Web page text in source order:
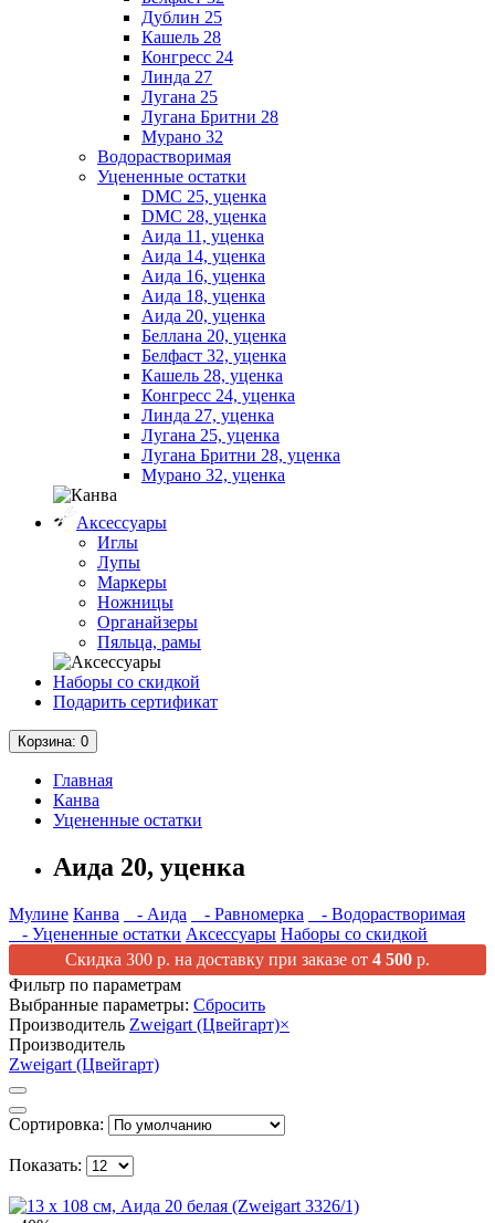
Дублин 25
Кашель 28
Конгресс 24
Линда 27
Лугана 25
Лугана Бритни 28
Мурано 32
Водорастворимая
Уцененные остатки
DMC 25, уценка
DMC 28, уценка
Аида 11, уценка
Аида 14, уценка
Аида 16, уценка
Аида 18, уценка
Аида 20, уценка
Беллана 20, уценка
Белфаст 32, уценка
Кашель 28, уценка
Конгресс 24, уценка
Линда 27, уценка
Лугана 25, уценка
Лугана Бритни 28, уценка
Мурано 32, уценка
Аксессуары
Иглы
Лупы
Маркеры
Ножницы
Органайзеры
Пяльца, рамы
Наборы со скидкой
Подарить сертификат
Корзина: 0
Главная
Канва
Уцененные остатки
Аида 20, уценка
Мулине Канва - Аида - Равномерка
- Водорастворимая
- Уцененные остатки Аксессуары Наборы со скидкой
Скидка 300 р. на доставку при заказе от 4 500 р.
Фильтр по параметрам
Выбранные параметры: Сбросить
Производитель Zweigart (Цвейгарт)×
Производитель
Zweigart (Цвейгарт)
Сортировка:
Показать: